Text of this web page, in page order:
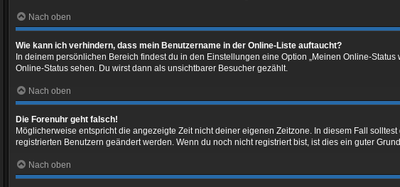
Nach oben
Wie kann ich verhindern, dass mein Benutzername in der Online-Liste auftaucht?
In deinem persönlichen Bereich findest du in den Einstellungen eine Option „Meinen Online-
Online-Status sehen. Du wirst dann als unsichtbarer Besucher gezählt.
Nach oben
Die Forenuhr geht falsch!
Möglicherweise entspricht die angezeigte Zeit nicht deiner eigenen Zeitzone. In diesem Fall
registrierten Benutzern geändert werden. Wenn du noch nicht registriert bist, ist dies ein guter
Nach oben